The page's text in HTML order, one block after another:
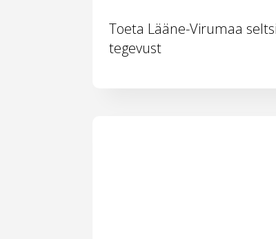
Toeta Lääne-Virumaa seltsi
tegevust